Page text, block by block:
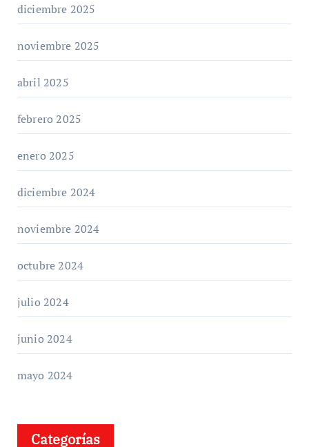
diciembre 2025
noviembre 2025
abril 2025
febrero 2025
enero 2025
diciembre 2024
noviembre 2024
octubre 2024
julio 2024
junio 2024
mayo 2024
Categorías